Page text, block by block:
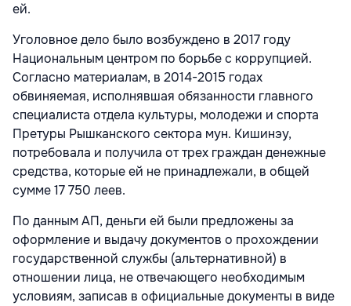
ей.
Уголовное дело было возбуждено в 2017 году
Национальным центром по борьбе с коррупцией.
Согласно материалам, в 2014-2015 годах
обвиняемая, исполнявшая обязанности главного
специалиста отдела культуры, молодежи и спорта
Претуры Рышканского сектора мун. Кишинэу,
потребовала и получила от трех граждан денежные
средства, которые ей не принадлежали, в общей
сумме 17 750 леев.
По данным АП, деньги ей были предложены за
оформление и выдачу документов о прохождении
государственной службы (альтернативной) в
отношении лица, не отвечающего необходимым
условиям, записав в официальные документы в виде